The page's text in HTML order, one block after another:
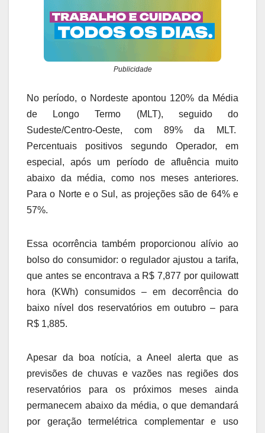
Publicidade
No período, o Nordeste apontou 120% da Média
de Longo Termo (MLT), seguido do
Sudeste/Centro-Oeste, com 89% da MLT.
Percentuais positivos segundo Operador, em
especial, após um período de afluência muito
abaixo da média, como nos meses anteriores.
Para o Norte e o Sul, as projeções são de 64% e
57%.
Essa ocorrência também proporcionou alívio ao
bolso do consumidor: o regulador ajustou a tarifa,
que antes se encontrava a R$ 7,877 por quilowatt
hora (KWh) consumidos – em decorrência do
baixo nível dos reservatórios em outubro – para
R$ 1,885.
Apesar da boa notícia, a Aneel alerta que as
previsões de chuvas e vazões nas regiões dos
reservatórios para os próximos meses ainda
permanecem abaixo da média, o que demandará
por geração termelétrica complementar e uso